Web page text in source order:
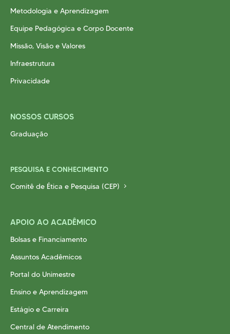
Metodologia e Aprendizagem
Equipe Pedagógica e Corpo Docente
Missão, Visão e Valores
Infraestrutura
Privacidade
NOSSOS CURSOS
Graduação
PESQUISA E CONHECIMENTO
Comitê de Ética e Pesquisa (CEP)
APOIO AO ACADÊMICO
Bolsas e Financiamento
Assuntos Acadêmicos
Portal do Unimestre
Ensino e Aprendizagem
Estágio e Carreira
Central de Atendimento